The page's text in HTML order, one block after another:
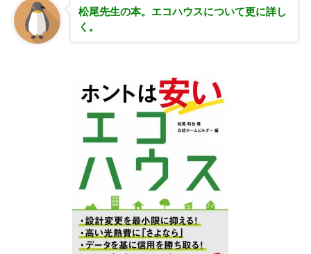
松尾先生の本。エコハウスについて更に詳し
く。